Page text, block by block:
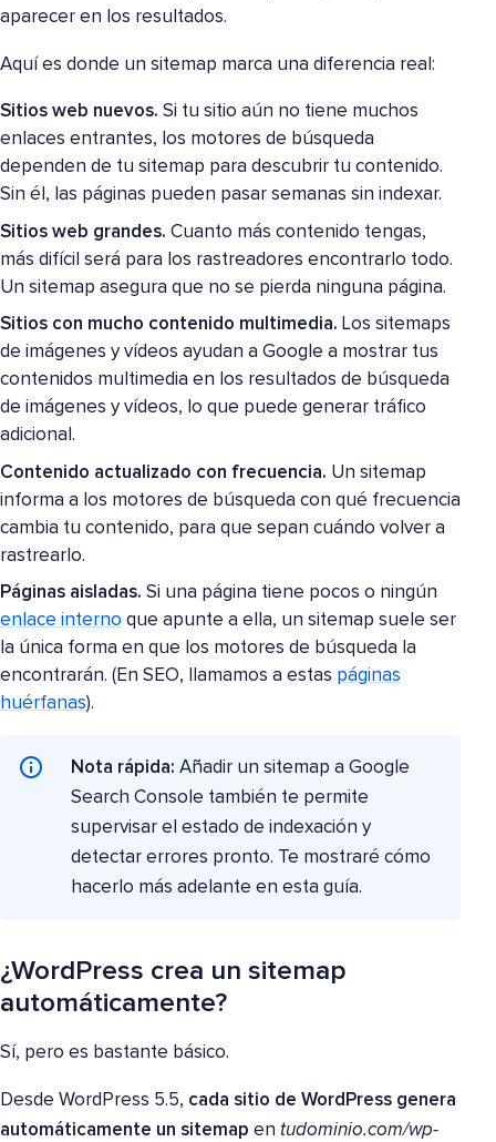
aparecer en los resultados.
Aquí es donde un sitemap marca una diferencia real:
Sitios web nuevos. Si tu sitio aún no tiene muchos
enlaces entrantes, los motores de búsqueda
dependen de tu sitemap para descubrir tu contenido.
Sin él, las páginas pueden pasar semanas sin indexar.
Sitios web grandes. Cuanto más contenido tengas,
más difícil será para los rastreadores encontrarlo todo.
Un sitemap asegura que no se pierda ninguna página.
Sitios con mucho contenido multimedia. Los sitemaps
de imágenes y vídeos ayudan a Google a mostrar tus
contenidos multimedia en los resultados de búsqueda
de imágenes y vídeos, lo que puede generar tráfico
adicional.
Contenido actualizado con frecuencia. Un sitemap
informa a los motores de búsqueda con qué frecuencia
cambia tu contenido, para que sepan cuándo volver a
rastrearlo.
Páginas aisladas. Si una página tiene pocos o ningún
enlace interno que apunte a ella, un sitemap suele ser
la única forma en que los motores de búsqueda la
encontrarán. (En SEO, llamamos a estas páginas
huérfanas).
Nota rápida: Añadir un sitemap a Google
Search Console también te permite
supervisar el estado de indexación y
detectar errores pronto. Te mostraré cómo
hacerlo más adelante en esta guía.
¿WordPress crea un sitemap
automáticamente?
Sí, pero es bastante básico.
Desde WordPress 5.5, cada sitio de WordPress genera
automáticamente un sitemap en tudominio.com/wp-